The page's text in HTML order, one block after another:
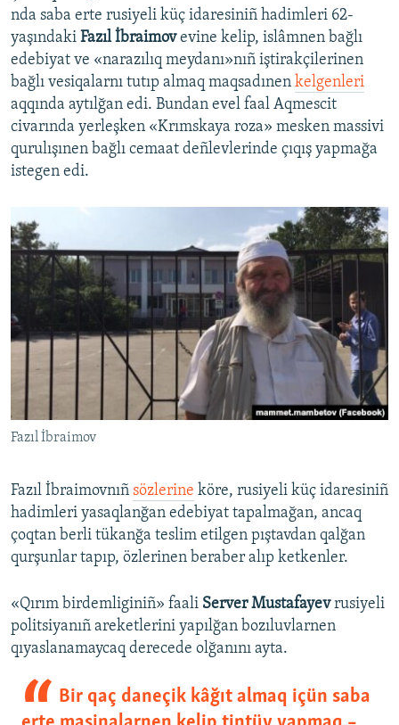
nda saba erte rusiyeli küç idaresiniñ hadimleri 62-
yaşındaki Fazıl İbraimovevine kelip, islâmnen bağlı
edebiyat ve «narazılıq meydanı»nıñ iştirakçilerinen
bağlı vesiqalarnı tutıp almaq maqsadınen kelgenleri
aqqında aytılğan edi. Bundan evel faal Aqmescit
civarında yerleşken «Krımskaya roza» mesken massivi
qurulışınen bağlı cemaat deñlevlerinde çıqış yapmağa
istegen edi.
Fazıl İbraimov
Fazıl İbraimovnıñ sözlerine köre, rusiyeli küç idaresiniñ
hadimleri yasaqlanğan edebiyat tapalmağan, ancaq
çoqtan berli tükanğa teslim etilgen pıştavdan qalğan
qurşunlar tapıp, özlerinen beraber alıp ketkenler.
«Qırım birdemliginiñ» faali Server Mustafayevrusiyeli
politsiyanıñ areketlerini yapılğan bozıluvlarnen
qıyaslanamaycaq derecede olğanını ayta.
Bir qaç daneçik kâğıt almaq içün saba